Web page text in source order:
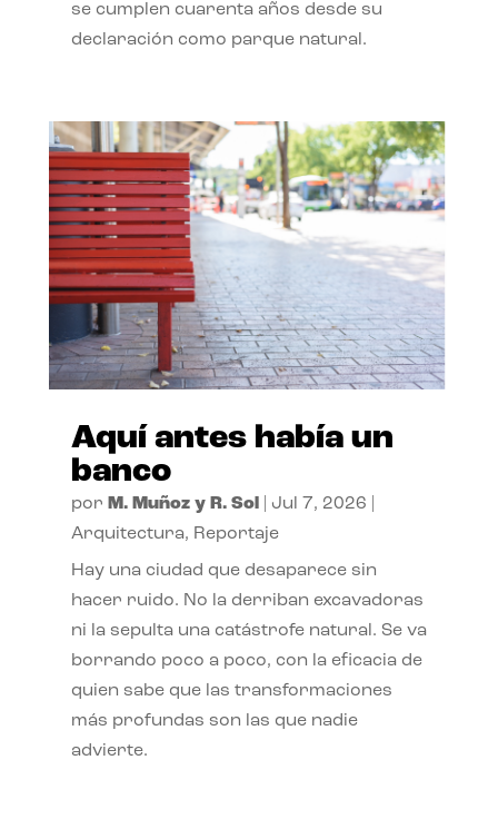
se cumplen cuarenta años desde su
declaración como parque natural.
Aquí antes había un
banco
por M. Muñoz y R. Sol Jul 7, 2026
Arquitectura, Reportaje
Hay una ciudad que desaparece sin
hacer ruido. No la derriban excavadoras
ni la sepulta una catástrofe natural. Se va
borrando poco a poco, con la eficacia de
quien sabe que las transformaciones
más profundas son las que nadie
advierte.